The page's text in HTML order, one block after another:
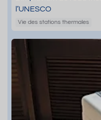
l’UNESCO
Vie des stations thermales